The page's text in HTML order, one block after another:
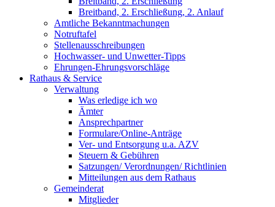
Breitband, 2. Erschließung, 2. Anlauf
Amtliche Bekanntmachungen
Notruftafel
Stellenausschreibungen
Hochwasser- und Unwetter-Tipps
Ehrungen-Ehrungsvorschläge
Rathaus & Service
Verwaltung
Was erledige ich wo
Ämter
Ansprechpartner
Formulare/Online-Anträge
Ver- und Entsorgung u.a. AZV
Steuern & Gebühren
Satzungen/ Verordnungen/ Richtlinien
Mitteilungen aus dem Rathaus
Gemeinderat
Mitglieder